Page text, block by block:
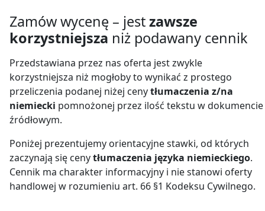
Zamów wycenę – jestzawsze
korzystniejsza niż podawany cennik
Przedstawiana przez nas oferta jest zwykle
korzystniejsza niż mogłoby to wynikać z prostego
przeliczenia podanej niżej cenytłumaczenia z/na
niemiecki pomnożonej przez ilość tekstu w dokumencie
źródłowym.
Poniżej prezentujemy orientacyjne stawki, od których
zaczynają się cenytłumaczenia języka niemieckiego.
Cennik ma charakter informacyjny i nie stanowi oferty
handlowej w rozumieniu art. 66 §1 Kodeksu Cywilnego.